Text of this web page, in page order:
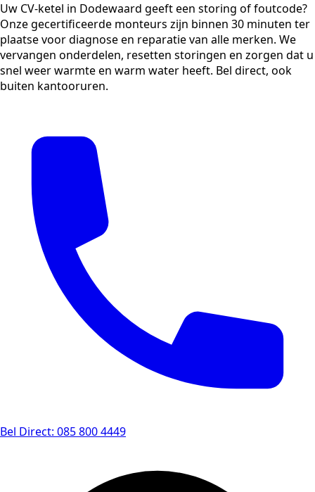
Uw CV-ketel in Dodewaard geeft een storing of foutcode?
Onze gecertificeerde monteurs zijn binnen 30 minuten ter
plaatse voor diagnose en reparatie van alle merken. We
vervangen onderdelen, resetten storingen en zorgen dat u
snel weer warmte en warm water heeft. Bel direct, ook
buiten kantooruren.
Bel Direct: 085 800 4449